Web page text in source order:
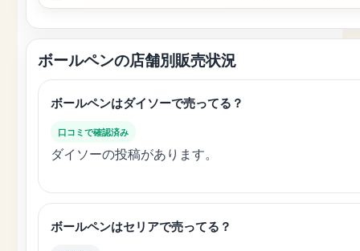
ボールペンの店舗別販売状況
ボールペンはダイソーで売ってる？
口コミで確認済み
ダイソーの投稿があります。
ボールペンはセリアで売ってる？